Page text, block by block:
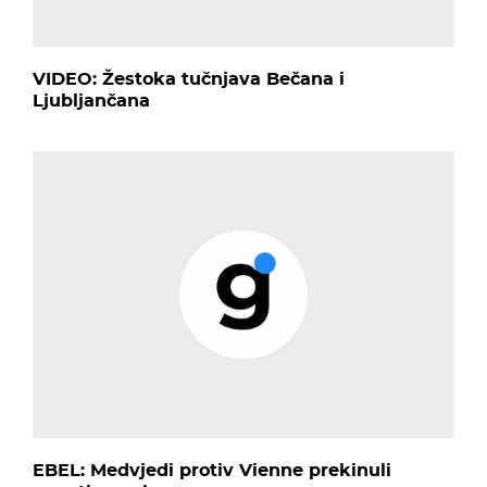
VIDEO: Žestoka tučnjava Bečana i
Ljubljančana
EBEL: Medvjedi protiv Vienne prekinuli